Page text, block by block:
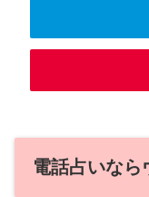
電話占いなら